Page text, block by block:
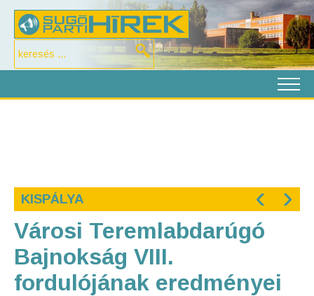
KISPÁLYA ‹ ›
Városi Teremlabdarúgó
Bajnokság VIII.
fordulójának eredményei